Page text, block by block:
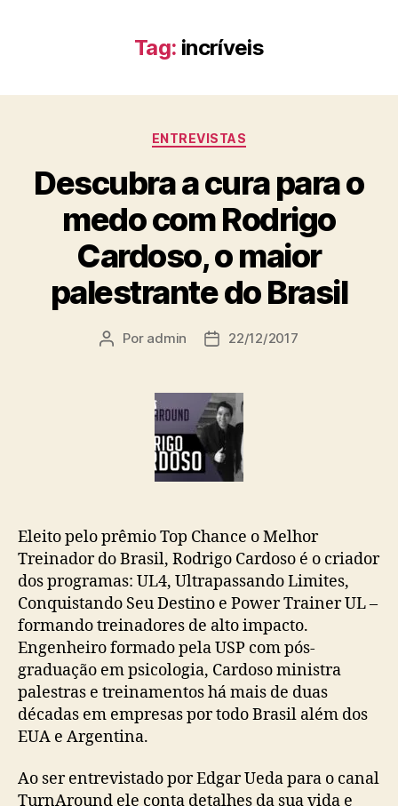
Tag: incríveis
ENTREVISTAS
Descubra a cura para o
medo com Rodrigo
Cardoso, o maior
palestrante do Brasil
Por admin 22/12/2017
Eleito pelo prêmio Top Chance o Melhor
Treinador do Brasil, Rodrigo Cardoso é o criador
dos programas: UL4, Ultrapassando Limites,
Conquistando Seu Destino e Power Trainer UL –
formando treinadores de alto impacto.
Engenheiro formado pela USP com pós-
graduação em psicologia, Cardoso ministra
palestras e treinamentos há mais de duas
décadas em empresas por todo Brasil além dos
EUA e Argentina.
Ao ser entrevistado por Edgar Ueda para o canal
TurnAround ele conta detalhes da sua vida e